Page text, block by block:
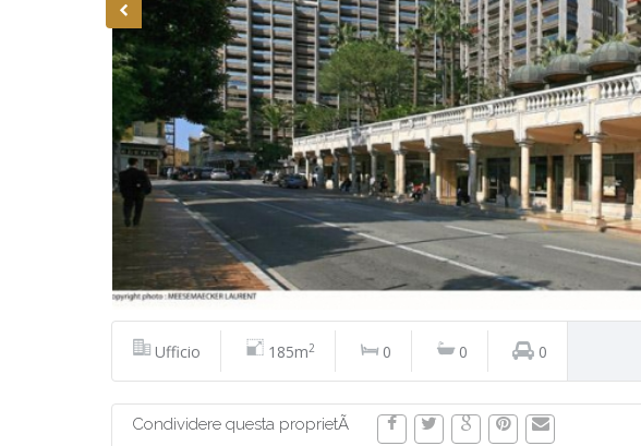
Ufficio 185m2 0 0 0
Condividere questa proprietÃ